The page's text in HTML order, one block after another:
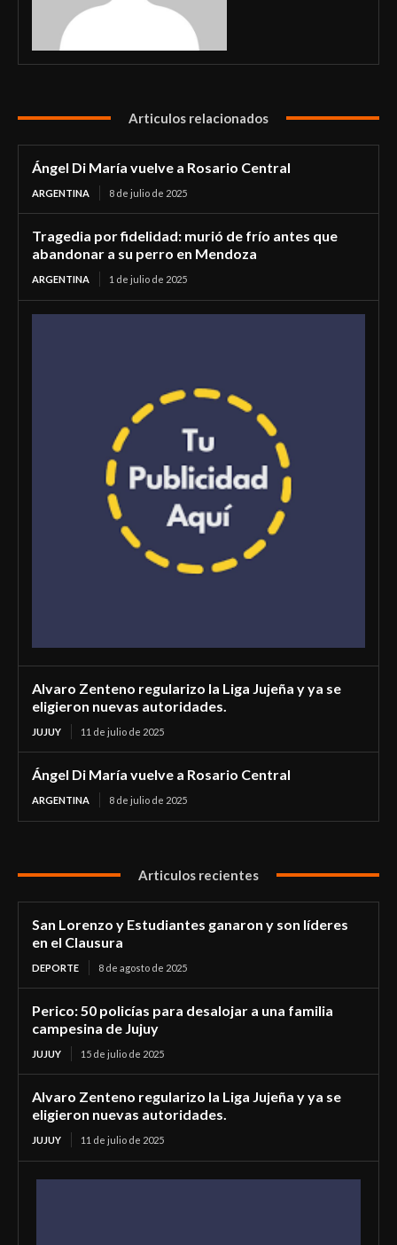
Articulos relacionados
Ángel Di María vuelve a Rosario Central
ARGENTINA 8 de julio de 2025
Tragedia por fidelidad: murió de frío antes que
abandonar a su perro en Mendoza
ARGENTINA 1 de julio de 2025
Alvaro Zenteno regularizo la Liga Jujeña y ya se
eligieron nuevas autoridades.
JUJUY 11 de julio de 2025
Ángel Di María vuelve a Rosario Central
ARGENTINA 8 de julio de 2025
Articulos recientes
San Lorenzo y Estudiantes ganaron y son líderes
en el Clausura
DEPORTE 8 de agosto de 2025
Perico: 50 policías para desalojar a una familia
campesina de Jujuy
JUJUY 15 de julio de 2025
Alvaro Zenteno regularizo la Liga Jujeña y ya se
eligieron nuevas autoridades.
JUJUY 11 de julio de 2025